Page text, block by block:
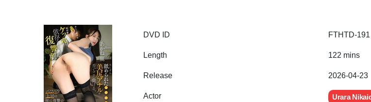
DVD ID FTHTD-191
Length 122 mins
Release 2026-04-23
Actor Urara